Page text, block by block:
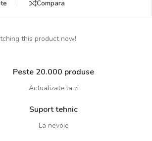
Compara
this product now!
Peste 20.000 produse
Actualizate la zi
Suport tehnic
La nevoie